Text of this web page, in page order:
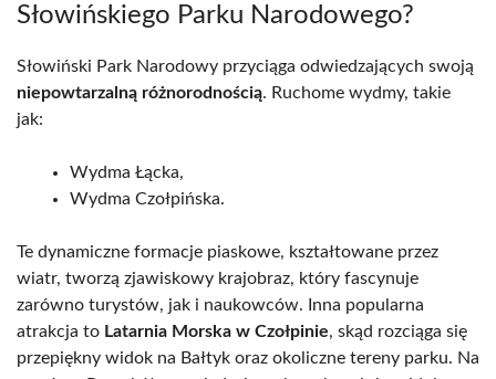
Słowińskiego Parku Narodowego?
Słowiński Park Narodowy przyciąga odwiedzających swoją
niepowtarzalną różnorodnością. Ruchome wydmy, takie
jak:
Wydma Łącka,
Wydma Czołpińska.
Te dynamiczne formacje piaskowe, kształtowane przez
wiatr, tworzą zjawiskowy krajobraz, który fascynuje
zarówno turystów, jak i naukowców. Inna popularna
atrakcja to Latarnia Morska w Czołpinie, skąd rozciąga się
przepiękny widok na Bałtyk oraz okoliczne tereny parku. Na